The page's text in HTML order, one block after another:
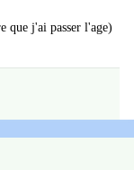
que j'ai passer l'age)